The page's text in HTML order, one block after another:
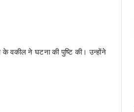
के वकील ने घटना की पुष्टि की। उन्होंने